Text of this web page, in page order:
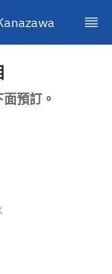
預訂。